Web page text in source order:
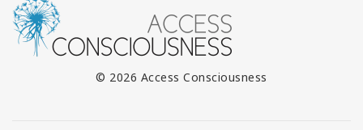
© 2026 Access Consciousness